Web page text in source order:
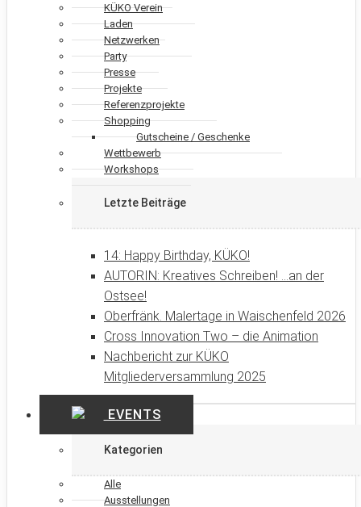
KÜKO Verein
Laden
Netzwerken
Party
Presse
Projekte
Referenzprojekte
Shopping
Gutscheine / Geschenke
Wettbewerb
Workshops
Letzte Beiträge
14: Happy Birthday, KÜKO!
AUTORIN: Kreatives Schreiben! …an der
Ostsee!
Oberfränk. Malertage in Waischenfeld 2026
Cross Innovation Two – die Animation
Nachbericht zur KÜKO
Mitgliederversammlung 2025
EVENTS
Kategorien
Alle
Ausstellungen